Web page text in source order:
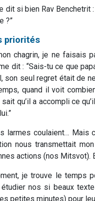
dit si bien Rav Benchetrit
?”
priorités
chagrin, je ne faisais
dit : “Sais-tu ce que
son seul regret était de
quand il voit
qu’il a accompli ce
larmes coulaient… Mais
nous transmettait
actions (nos Mitsvot).
je trouve le temps
nos si beaux
petites minutes) pour